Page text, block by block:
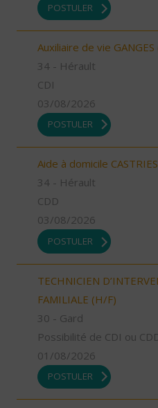
POSTULER
Auxiliaire de vie
34 - Hérault
CDI
03/08/2026
POSTULER
Aide à domicile
34 - Hérault
CDD
03/08/2026
POSTULER
TECHNICIEN
FAMILIALE (H/F)
30 - Gard
Possibilité de CDI ou
01/08/2026
POSTULER